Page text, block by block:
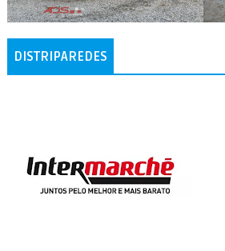
DISTRIPAREDES